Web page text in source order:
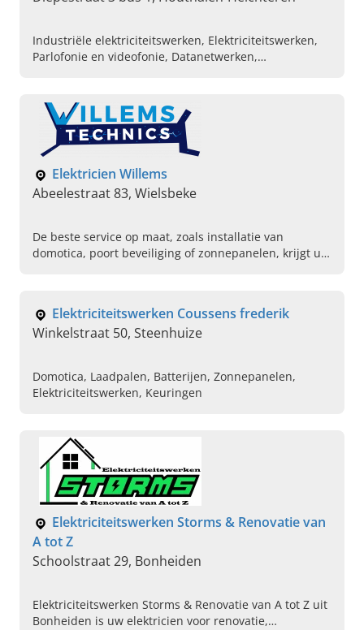
Industriële elektriciteitswerken, Elektriciteitswerken,
Parlofonie en videofonie, Datanetwerken,
Elektricien Willems
Abeelestraat 83, Wielsbeke
De beste service op maat, zoals installatie van
domotica, poort beveiliging of zonnepanelen, krijgt u
Elektriciteitswerken Coussens frederik
Winkelstraat 50, Steenhuize
Domotica, Laadpalen, Batterijen, Zonnepanelen,
Elektriciteitswerken, Keuringen
Elektriciteitswerken Storms & Renovatie van
A tot Z
Schoolstraat 29, Bonheiden
Elektriciteitswerken Storms & Renovatie van A tot Z uit
Bonheiden is uw elektricien voor renovatie,